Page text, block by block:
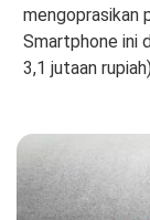
mengoprasikan
Smartphone ini
3,1 jutaan